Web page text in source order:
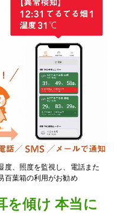
度、照度を監視し、電話また
葉箱の利用がお勧め
を傾け 本当に